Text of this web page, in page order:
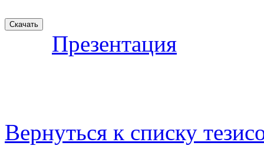
Презентация
Вернуться к списку